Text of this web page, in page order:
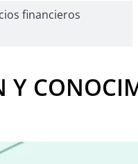
financieros
Y